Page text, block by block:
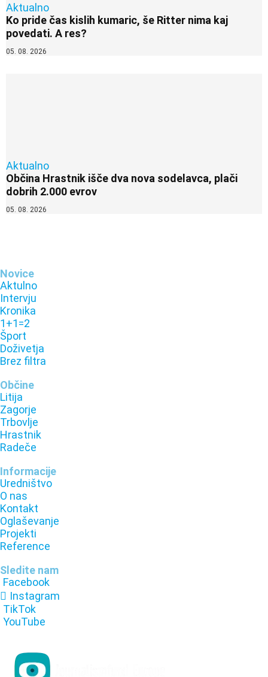
Aktualno
Ko pride čas kislih kumaric, še Ritter nima kaj
povedati. A res?
05. 08. 2026
Aktualno
Občina Hrastnik išče dva nova sodelavca, plači
dobrih 2.000 evrov
05. 08. 2026
Novice
Aktulno
Intervju
Kronika
1+1=2
Šport
Doživetja
Brez filtra
Občine
Litija
Zagorje
Trbovlje
Hrastnik
Radeče
Informacije
Uredništvo
O nas
Kontakt
Oglaševanje
Projekti
Reference
Sledite nam
Facebook
Instagram
TikTok
YouTube